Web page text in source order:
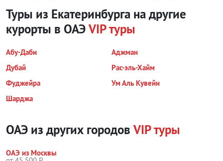
Туры из Екатеринбурга на другие
курорты в ОАЭVIP туры
Абу-Даби
Аджман
Дубай
Рас-эль-Хайм
Фуджейра
Ум Аль Кувейн
Шарджа
ОАЭ из других городов VIP туры
ОАЭ из Москвы